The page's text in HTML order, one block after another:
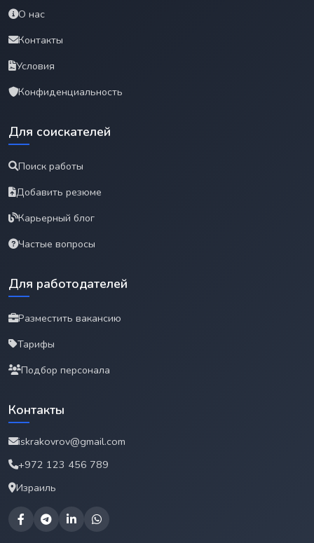
О нас
Контакты
Условия
Конфиденциальность
Для соискателей
Поиск работы
Добавить резюме
Карьерный блог
Частые вопросы
Для работодателей
Разместить вакансию
Тарифы
Подбор персонала
Контакты
iskrakovrov@gmail.com
+972 123 456 789
Израиль